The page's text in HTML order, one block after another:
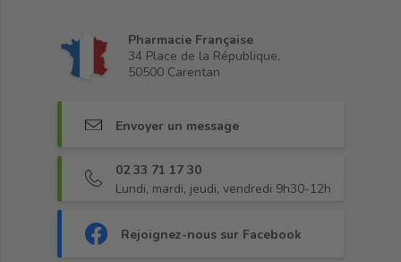
Pharmacie Française
34 Place de la République,
50500 Carentan
Envoyer un message
02 33 71 17 30
Lundi, mardi, jeudi, vendredi 9h30-12h
Rejoignez-nous sur Facebook